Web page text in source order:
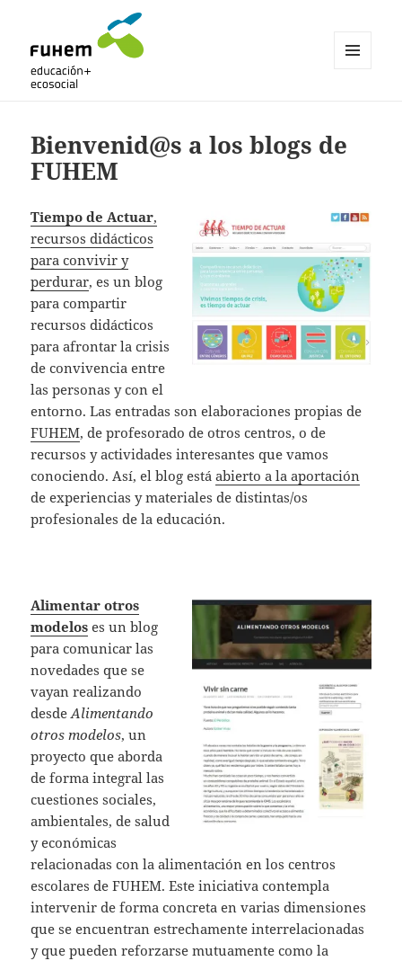
Bienvenid@s a los blogs de
FUHEM
Tiempo de Actuar,
recursos didácticos
para convivir y
perdurar, es un blog
para compartir
recursos didácticos
para afrontar la crisis
de convivencia entre
las personas y con el
entorno. Las entradas son elaboraciones propias de
FUHEM, de profesorado de otros centros, o de
recursos y actividades interesantes que vamos
conociendo. Así, el blog estáabierto a la aportación
de experiencias y materiales de distintas/os
profesionales de la educación.
Alimentar otros
modelos es un blog
para comunicar las
novedades que se
vayan realizando
desdeAlimentando
otros modelos, un
proyecto que aborda
de forma integral las
cuestiones sociales,
ambientales, de salud
y económicas
relacionadas con la alimentación en los centros
escolares de FUHEM. Este iniciativa contempla
intervenir de forma concreta en varias dimensiones
que se encuentran estrechamente interrelacionadas
y que pueden reforzarse mutuamente como la